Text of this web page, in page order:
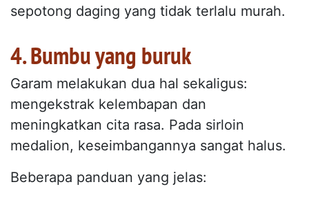
sepotong daging yang tidak terlalu murah.
4. Bumbu yang buruk
Garam melakukan dua hal sekaligus:
mengekstrak kelembapan dan
meningkatkan cita rasa. Pada sirloin
medalion, keseimbangannya sangat halus.
Beberapa panduan yang jelas: